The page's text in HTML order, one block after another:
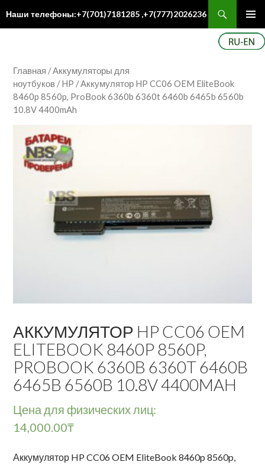
Наши телефоны:+7(701)7181285 ,+7(777)2026236
Главная /Аккумуляторы для
ноутбуков /HP / Аккумулятор HP CC06 OEM EliteBook
8460p 8560p, ProBook 6360b 6360t 6460b 6465b 6560b
10.8V 4400mAh
АККУМУЛЯТОР HP CC06 OEM
ELITEBOOK 8460P 8560P,
PROBOOK 6360B 6360T 6460B
6465B 6560B 10.8V 4400MAH
Цена для физических лиц:
14,000.00₸
Аккумулятор HP CC06 OEM EliteBook 8460p 8560p,